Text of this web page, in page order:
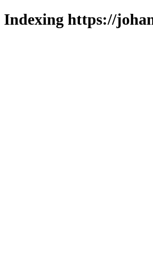
Indexing https://